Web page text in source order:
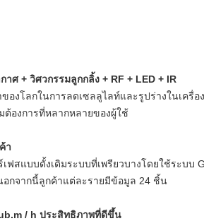
ศ + วิศวกรรมลูกกลิ้ง + RF + LED + IR
งโลกในการลดเซลลูไลท์และรูปร่างในเครื่อง
องการที่หลากหลายของผู้ใช้
า
ฟสแบบดั้งเดิมระบบที่เพรียวบางโดยใช้ระบบ
อกจากนี้ลูกค้าแต่ละรายมีข้อมูล 24 ชิ้น
/ h ประสิทธิภาพที่ดีขึ้น